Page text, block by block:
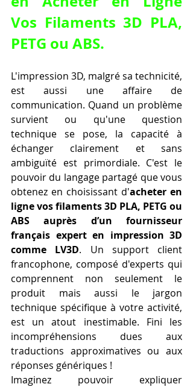
Vos Filaments 3D PLA,
PETG ou ABS.
L'impression 3D, malgré sa technicité,
est aussi une affaire de
communication. Quand un problème
survient ou qu'une question
technique se pose, la capacité à
échanger clairement et sans
ambiguïté est primordiale. C'est le
pouvoir du langage partagé que vous
obtenez en choisissant d'acheter en
ligne vos filaments 3D PLA, PETG ou
ABS auprès d’un fournisseur
français expert en impression 3D
comme LV3D. Un support client
francophone, composé d'experts qui
comprennent non seulement le
produit mais aussi le jargon
technique spécifique à votre activité,
est un atout inestimable. Fini les
incompréhensions dues aux
traductions approximatives ou aux
réponses génériques !
Imaginez pouvoir expliquer